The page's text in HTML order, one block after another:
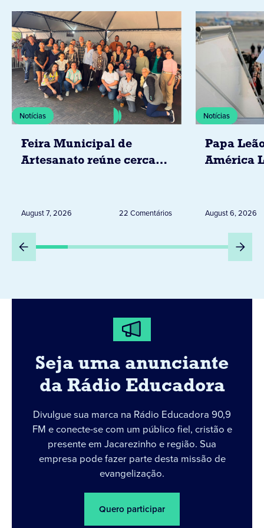
Notícias
Feira Municipal de
Artesanato reúne cerca
August 7, 2026 22 Comentários
Notícias
Papa
América
Peru
August 6, 2026
Seja uma anunciante
da Rádio Educadora
Divulgue sua marca na Rádio Educadora 90,9
FM e conecte-se com um público fiel, cristão e
presente em Jacarezinho e região. Sua
empresa pode fazer parte desta missão de
evangelização.
Quero participar